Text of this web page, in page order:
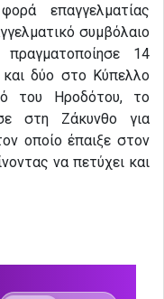
επαγγελματίας
συμβόλαιο
14
δύο στο Κύπελλο
του Ηροδότου, το
στη Ζάκυνθο για
οποίο έπαιξε στον
να πετύχει και